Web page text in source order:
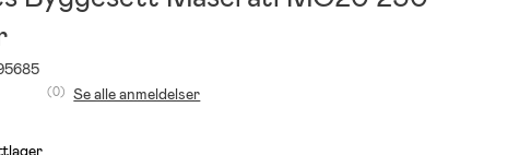
(0) Se alle anmeldelser